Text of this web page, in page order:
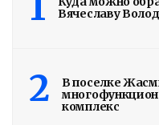
Вячеславу
2
В поселке
комплекс